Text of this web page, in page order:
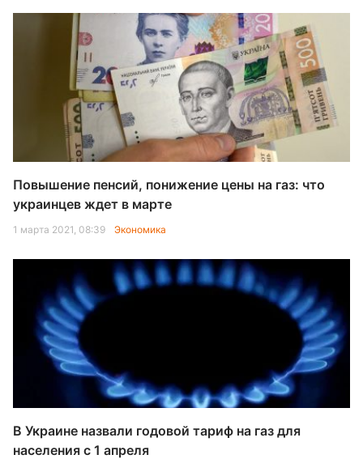
Повышение пенсий, понижение цены на газ: что
украинцев ждет в марте
1 марта 2021, 08:39 Экономика
В Украине назвали годовой тариф на газ для
населения с 1 апреля